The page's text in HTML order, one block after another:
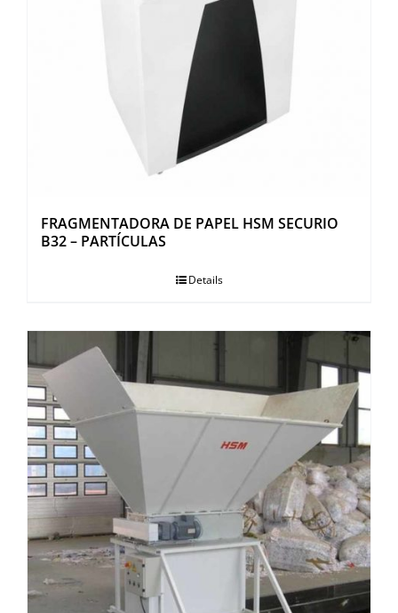
FRAGMENTADORA DE PAPEL HSM SECURIO
B32 – PARTÍCULAS
Details